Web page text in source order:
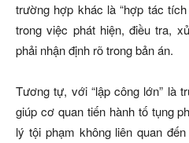
trường hợp khác là “hợp tác
trong việc phát hiện, điều tra,
phải nhận định rõ trong bản án.
Tương tự, với “lập công lớn” là
giúp cơ quan tiến hành tố tụng
lý tội phạm không liên quan